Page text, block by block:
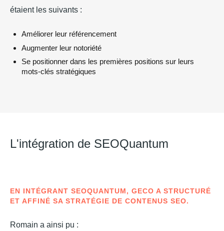
étaient les suivants :
Améliorer leur référencement
Augmenter leur notoriété
Se positionner dans les premières positions sur leurs
mots-clés stratégiques
L'intégration de SEOQuantum
EN INTÉGRANT SEOQUANTUM, GECO A STRUCTURÉ
ET AFFINÉ SA STRATÉGIE DE CONTENUS SEO.
Romain a ainsi pu :